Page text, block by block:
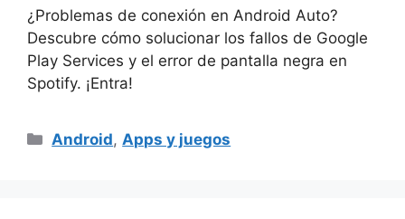
¿Problemas de conexión en Android Auto?
Descubre cómo solucionar los fallos de Google
Play Services y el error de pantalla negra en
Spotify. ¡Entra!
Categorías
Android,Apps y juegos